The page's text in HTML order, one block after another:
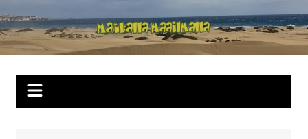
sisältöön
Matkalla
maailmalla